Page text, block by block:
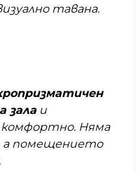
тавана.
зала и
Няма
а помещението